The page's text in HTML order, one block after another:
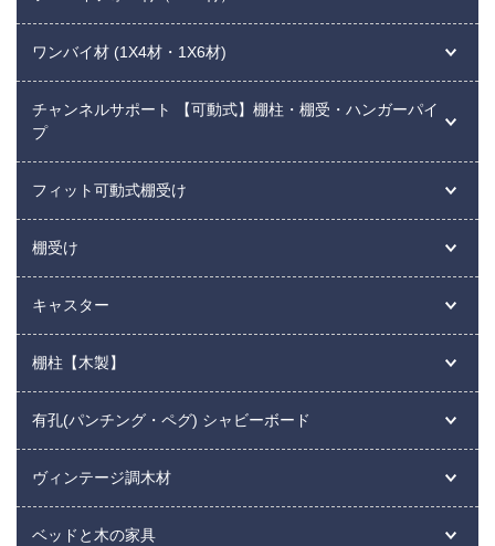
ワンバイ材 (1X4材・1X6材)
チャンネルサポート 【可動式】棚柱・棚受・ハンガーパイ
プ
フィット可動式棚受け
棚受け
キャスター
棚柱【木製】
有孔(パンチング・ペグ) シャビーボード
ヴィンテージ調木材
ベッドと木の家具